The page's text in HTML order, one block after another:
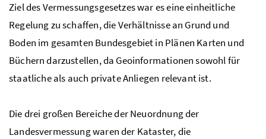
Ziel des Vermessungsgesetzes war es eine einheitliche
Regelung zu schaffen, die Verhältnisse an Grund und
Boden im gesamten Bundesgebiet in Plänen Karten und
Büchern darzustellen, da Geoinformationen sowohl für
staatliche als auch private Anliegen relevant ist.
Die drei großen Bereiche der Neuordnung der
Landesvermessung waren der Kataster, die